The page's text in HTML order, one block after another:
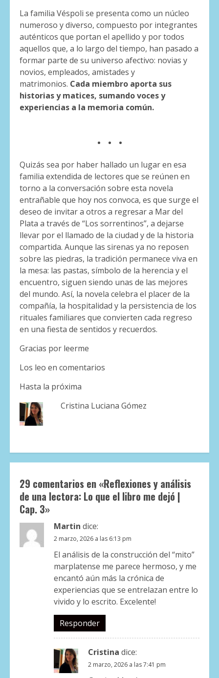
La familia Véspoli se presenta como un núcleo
numeroso y diverso, compuesto por integrantes
auténticos que portan el apellido y por todos
aquellos que, a lo largo del tiempo, han pasado a
formar parte de su universo afectivo: novias y
novios, empleados, amistades y
matrimonios. Cada miembro aporta sus
historias y matices, sumando voces y
experiencias a la memoria común.
. . .
Quizás sea por haber hallado un lugar en esa
familia extendida de lectores que se reúnen en
torno a la conversación sobre esta novela
entrañable que hoy nos convoca, es que surge el
deseo de invitar a otros a regresar a Mar del
Plata a través de “Los sorrentinos”, a dejarse
llevar por el llamado de la ciudad y de la historia
compartida. Aunque las sirenas ya no reposen
sobre las piedras, la tradición permanece viva en
la mesa: las pastas, símbolo de la herencia y el
encuentro, siguen siendo unas de las mejores
del mundo. Así, la novela celebra el placer de la
compañía, la hospitalidad y la persistencia de los
rituales familiares que convierten cada regreso
en una fiesta de sentidos y recuerdos.
Gracias por leerme
Los leo en comentarios
Hasta la próxima
Cristina Luciana Gómez
29 comentarios en «Reflexiones y análisis
de una lectora: Lo que el libro me dejó |
Cap. 3»
Martin dice:
2 marzo, 2026 a las 6:13 pm
El análisis de la construcción del “mito”
marplatense me parece hermoso, y me
encantó aún más la crónica de
experiencias que se entrelazan entre lo
vivido y lo escrito. Excelente!
Responder
Cristina dice:
2 marzo, 2026 a las 7:41 pm